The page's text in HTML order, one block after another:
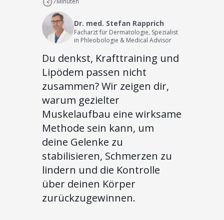
Dr. med. Stefan Rapprich
Facharzt für Dermatologie, Spezialist
in Phleobologie & Medical Advisor
Du denkst, Krafttraining und
Lipödem passen nicht
zusammen? Wir zeigen dir,
warum gezielter
Muskelaufbau eine wirksame
Methode sein kann, um
deine Gelenke zu
stabilisieren, Schmerzen zu
lindern und die Kontrolle
über deinen Körper
zurückzugewinnen.